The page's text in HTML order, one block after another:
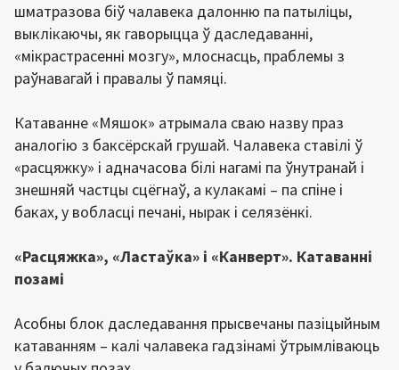
шматразова біў чалавека далонню па патыліцы,
выклікаючы, як гаворыцца ў даследаванні,
«мікрастрасенні мозгу», млоснасць, праблемы з
раўнавагай і правалы ў памяці.
Катаванне «Мяшок» атрымала сваю назву праз
аналогію з баксёрскай грушай. Чалавека ставілі ў
«расцяжку» і адначасова білі нагамі па ўнутранай і
знешняй частцы сцёгнаў, а кулакамі – па спіне і
баках, у вобласці печані, нырак і селязёнкі.
«Расцяжка», «Ластаўка» і «Канверт». Катаванні
позамі
Асобны блок даследавання прысвечаны пазіцыйным
катаванням – калі чалавека гадзінамі ўтрымліваюць